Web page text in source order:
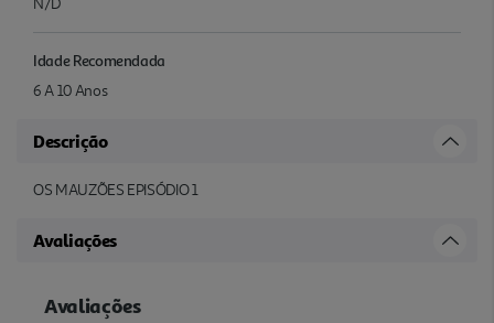
N/D
Idade Recomendada
6 A 10 Anos
Descrição
OS MAUZÕES EPISÓDIO 1
Avaliações